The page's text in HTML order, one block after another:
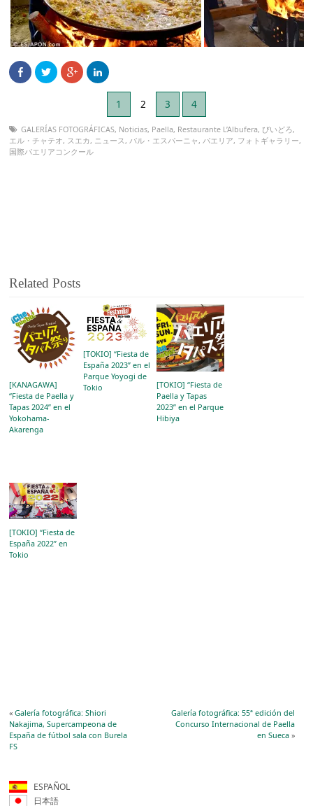
1 2 3 4
GALERÍAS FOTOGRÁFICAS, Noticias, Paella, Restaurante L’Albufera, びいどろ,
エル・チャテオ, スエカ , ニュース , バル・エスパーニャ , パエリア, フォトギャラリー,
国際パエリアコンクール
Related Posts
[KANAGAWA]
“Fiesta de Paella y
Tapas 2024” en el
Yokohama-
Akarenga
[TOKIO] “Fiesta de
España 2023” en el
Parque Yoyogi de
Tokio
[TOKIO] “Fiesta de
Paella y Tapas
2023” en el Parque
Hibiya
[TOKIO] “Fiesta de
España 2022” en
Tokio
«Galería fotográfica: Shiori
Nakajima, Supercampeona de
España de fútbol sala con Burela
FS
Galería fotográfica: 55ª edición del
Concurso Internacional de Paella
en Sueca»
ESPAÑOL
日本語